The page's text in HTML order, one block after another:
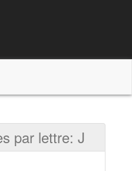
par lettre: J